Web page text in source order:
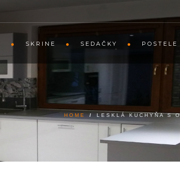
SKRINE SEDAČKY POSTELE
HOME / LESKLÁ KUCHYŇA S